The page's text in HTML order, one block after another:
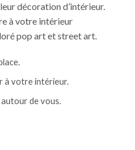
décoration d’intérieur.
à votre intérieur
pop art et street art.
à votre intérieur.
de vous.